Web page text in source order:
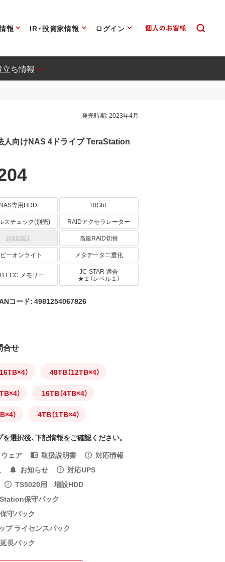
報 IR・投資家情報 ログイン
ち情報
発売時期:2023年4月
人向けNAS 4ドライブ TeraStation
専用HDD
10GbE
スチェック(別売)
RAIDアクセラレーター
起動認証
高速RAID切替
ーオンライト
メタデータ二重化
ECC メモリー JC-STAR 適合
★１（レベル１）
コード: 4981254067826
合せ
） 48TB（12TB×4）
） 16TB（4TB×4）
） 4TB（1TB×4）
選択後、下記情報をご確認ください。
ェア
取扱説明書
対応情報
お知らせ
対応UPS
TS5020用 増設HDD
保守パック
守パック
プ ライセンスパック
長パック